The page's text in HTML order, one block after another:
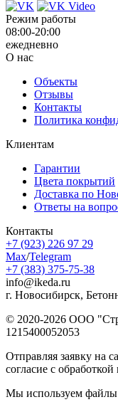
Режим работы
08:00-20:00
ежедневно
О нас
Объекты
Отзывы
Контакты
Политика
Клиентам
Гарантии
Цвета покрытий
Доставка по
Ответы на
Контакты
+7 (923) 226 97 29
Max/Telegram
+7 (383) 375-75-38
info@ikeda.ru
г. Новосибирск,
© 2020-2026 ООО
1215400052053
Отправляя заявку на
согласие с
Мы используем файлы